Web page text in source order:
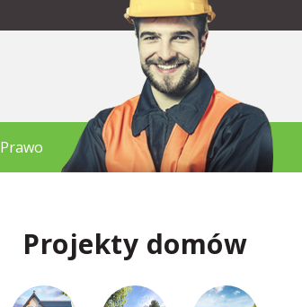
Prawo
Projekty domów